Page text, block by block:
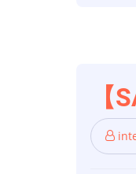
【